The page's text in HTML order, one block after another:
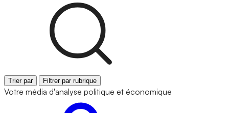
Trier par Filtrer par rubrique
Votre média d'analyse politique et économique